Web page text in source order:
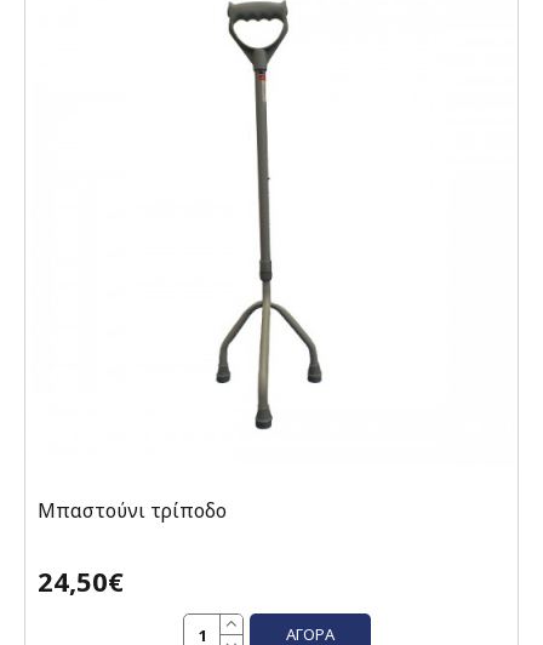
Μπαστούνι τρίποδο
24,50€
ΑΓΟΡΆ